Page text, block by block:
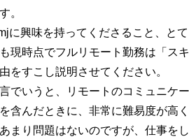
。
に興味を持ってくださること、と
現時点でフルリモート勤務は「ス
をすこし説明させてください。
でいうと、リモートのコミュニケ
含んだときに、非常に難易度が高
まり問題はないのですが、仕事を